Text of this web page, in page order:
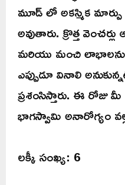
మూడ్ లో అకస్మిక
అవుతారు. క్రొత్త
మరియు మంచి
ఎప్పుడూ వినాలి
ప్రశంసిస్తారు. ఈ రోజు
భాగస్వామి అనారోగ్యం
లక్కీ సంఖ్య: 6